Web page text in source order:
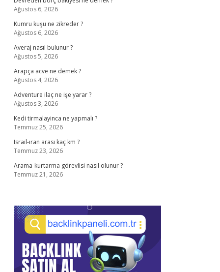
Ağustos 6, 2026
Kumru kuşu ne zikreder ?
Ağustos 6, 2026
Averaj nasıl bulunur ?
Ağustos 5, 2026
Arapça acve ne demek ?
Ağustos 4, 2026
Adventure ilaç ne işe yarar ?
Ağustos 3, 2026
Kedi tirmalayinca ne yapmalı ?
Temmuz 25, 2026
Israıl-ıran arası kaç km ?
Temmuz 23, 2026
Arama-kurtarma görevlisi nasıl olunur ?
Temmuz 21, 2026